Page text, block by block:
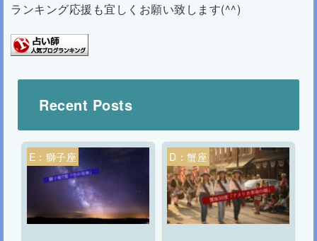
ランキング応援も宜しくお願い致します(^^)
Recent Posts
E：獅子座 D：蟹座